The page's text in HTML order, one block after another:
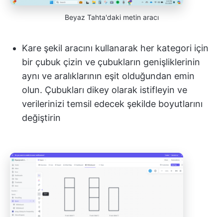
Beyaz Tahta'daki metin aracı
Kare şekil aracını kullanarak her kategori için
bir çubuk çizin ve çubukların genişliklerinin
aynı ve aralıklarının eşit olduğundan emin
olun. Çubukları dikey olarak istifleyin ve
verilerinizi temsil edecek şekilde boyutlarını
değiştirin